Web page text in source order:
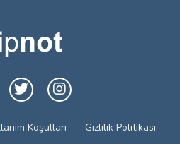
Koşulları
Gizlilik Politikası